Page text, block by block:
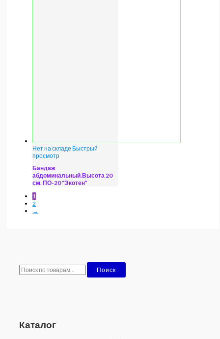
И
ь
Поиск
Каталог
Нет на складе Быстрый
просмотр
Бандаж
абдоминальный.Высота 20
см. ПО-20 “Экотен”
1
2
→